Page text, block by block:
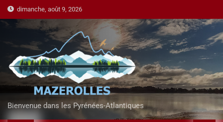
dimanche, août 9, 2026
Bienvenue dans les Pyrénées-Atlantiques